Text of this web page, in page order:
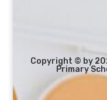
Copyright © by
Primary